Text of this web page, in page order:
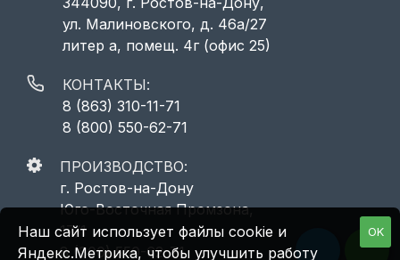
ул. Малиновского, д. 46а/27
литер а, помещ. 4г (офис 25)
КОНТАКТЫ:
8 (863) 310-11-71
8 (800) 550-62-71
ПРОИЗВОДСТВО:
г. Ростов-на-Дону
Юго-Восточная Промзона,
17/1
8 (800) 550-62-71
OK
Наш сайт использует файлы cookie и
Яндекс.Метрика, чтобы улучшить работу